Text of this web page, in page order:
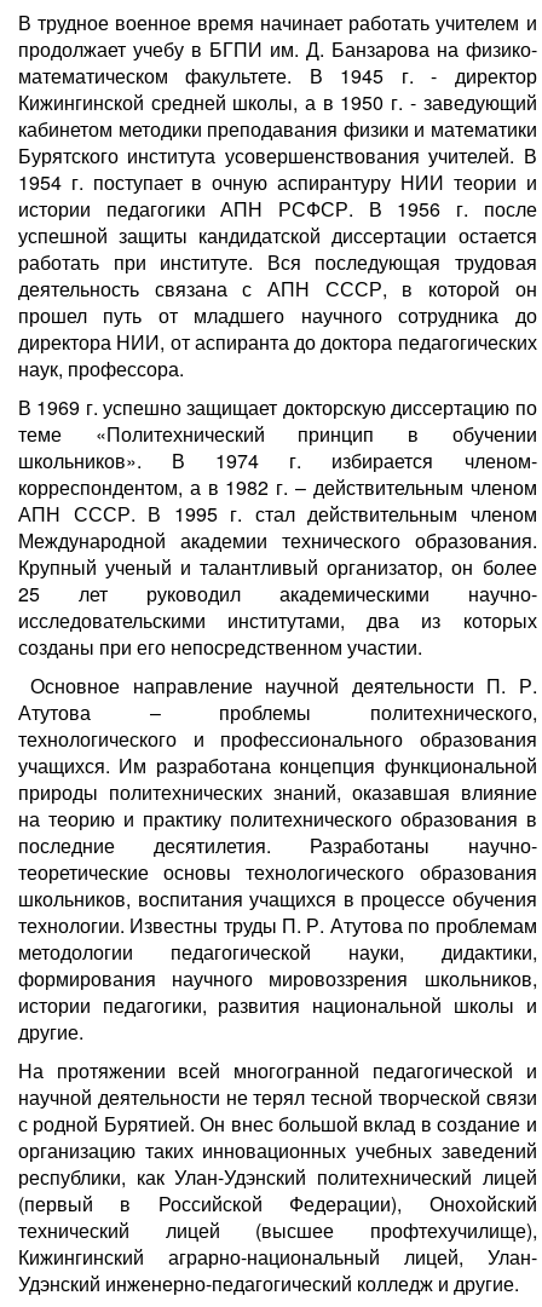
В трудное военное время начинает работать учителем и
продолжает учебу в БГПИ им. Д. Банзарова на физико-
математическом факультете. В 1945 г. - директор
Кижингинской средней школы, а в 1950 г. - заведующий
кабинетом методики преподавания физики и математики
Бурятского института усовершенствования учителей. В
1954 г. поступает в очную аспирантуру НИИ теории и
истории педагогики АПН РСФСР. В 1956 г. после
успешной защиты кандидатской диссертации остается
работать при институте. Вся последующая трудовая
деятельность связана с АПН СССР, в которой он
прошел путь от младшего научного сотрудника до
директора НИИ, от аспиранта до доктора педагогических
наук, профессора.
В 1969 г. успешно защищает докторскую диссертацию по
теме «Политехнический принцип в обучении
школьников». В 1974 г. избирается членом-
корреспондентом, а в 1982 г. – действительным членом
АПН СССР. В 1995 г. стал действительным членом
Международной академии технического образования.
Крупный ученый и талантливый организатор, он более
25 лет руководил академическими научно-
исследовательскими институтами, два из которых
созданы при его непосредственном участии.
Основное направление научной деятельности П. Р.
Атутова – проблемы политехнического,
технологического и профессионального образования
учащихся. Им разработана концепция функциональной
природы политехнических знаний, оказавшая влияние
на теорию и практику политехнического образования в
последние десятилетия. Разработаны научно-
теоретические основы технологического образования
школьников, воспитания учащихся в процессе обучения
технологии. Известны труды П. Р. Атутова по проблемам
методологии педагогической науки, дидактики,
формирования научного мировоззрения школьников,
истории педагогики, развития национальной школы и
другие.
На протяжении всей многогранной педагогической и
научной деятельности не терял тесной творческой связи
с родной Бурятией. Он внес большой вклад в создание и
организацию таких инновационных учебных заведений
республики, как Улан-Удэнский политехнический лицей
(первый в Российской Федерации), Онохойский
технический лицей (высшее профтехучилище),
Кижингинский аграрно-национальный лицей, Улан-
Удэнский инженерно-педагогический колледж и другие.